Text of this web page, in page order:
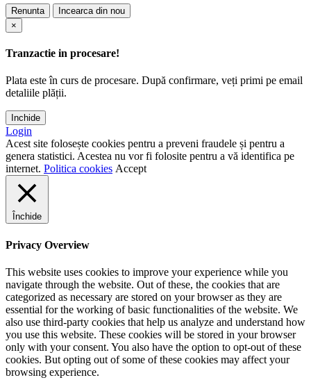
Renunta
Incearca din nou
×
Tranzactie in procesare!
Plata este în curs de procesare. După confirmare, veți primi pe email
detaliile plății.
Inchide
Login
Acest site folosește cookies pentru a preveni fraudele și pentru a
genera statistici. Acestea nu vor fi folosite pentru a vă identifica pe
internet. Politica cookies Accept
Închide
Privacy Overview
This website uses cookies to improve your experience while you
navigate through the website. Out of these, the cookies that are
categorized as necessary are stored on your browser as they are
essential for the working of basic functionalities of the website. We
also use third-party cookies that help us analyze and understand how
you use this website. These cookies will be stored in your browser
only with your consent. You also have the option to opt-out of these
cookies. But opting out of some of these cookies may affect your
browsing experience.